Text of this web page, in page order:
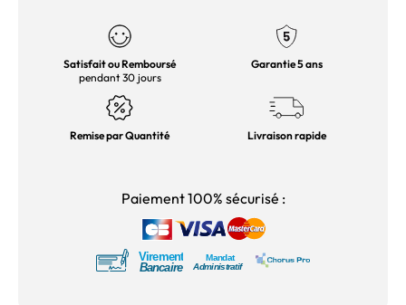
Satisfait ou Remboursé
pendant 30 jours
Garantie 5 ans
Remise par Quantité Livraison rapide
Paiement 100% sécurisé :